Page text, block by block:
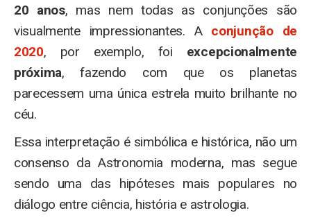
20 anos, mas nem todas as conjunções são
visualmente impressionantes. A conjunção de
2020, por exemplo, foi excepcionalmente
próxima, fazendo com que os planetas
parecessem uma única estrela muito brilhante no
céu.
Essa interpretação é simbólica e histórica, não um
consenso da Astronomia moderna, mas segue
sendo uma das hipóteses mais populares no
diálogo entre ciência, história e astrologia.